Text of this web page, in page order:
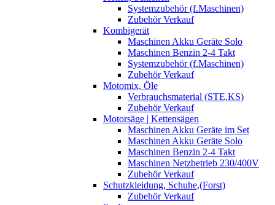
Systemzubehör (f.Maschinen)
Zubehör Verkauf
Kombigerät
Maschinen Akku Geräte Solo
Maschinen Benzin 2-4 Takt
Systemzubehör (f.Maschinen)
Zubehör Verkauf
Motomix, Öle
Verbrauchsmaterial (STE,KS)
Zubehör Verkauf
Motorsäge | Kettensägen
Maschinen Akku Geräte im Set
Maschinen Akku Geräte Solo
Maschinen Benzin 2-4 Takt
Maschinen Netzbetrieb 230/400V
Zubehör Verkauf
Schutzkleidung, Schuhe,(Forst)
Zubehör Verkauf